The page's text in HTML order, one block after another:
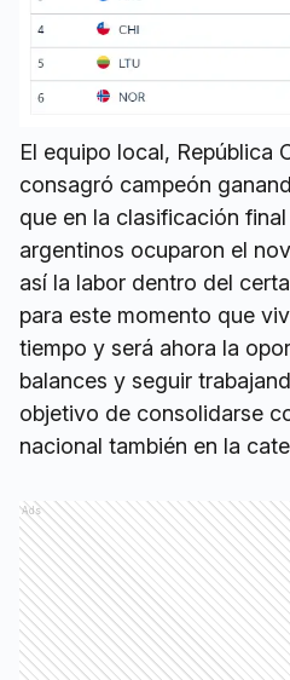
El equipo local, República
consagró campeón
que en la clasificación
argentinos ocuparon el
así la labor dentro del
para este momento que
tiempo y será ahora la
balances y seguir
objetivo de consolidarse
nacional también en la
Ads